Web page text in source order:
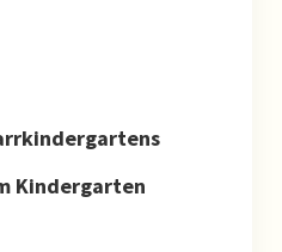
Kindergarten